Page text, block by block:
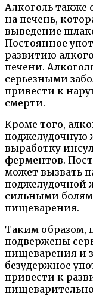
Алкоголь также
на печень,
выведение
Постоянное
развитию
печени.
серьезными
привести к
смерти.
Кроме того,
поджелудочную
выработку
ферментов.
может вызвать
поджелудочной
сильными
пищеварения.
Таким образом,
подвержены
пищеварения и
безудержное
привести к